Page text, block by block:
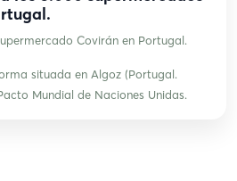
Covirán en Portugal.
situada en Algoz (Portugal.
Mundial de Naciones Unidas.